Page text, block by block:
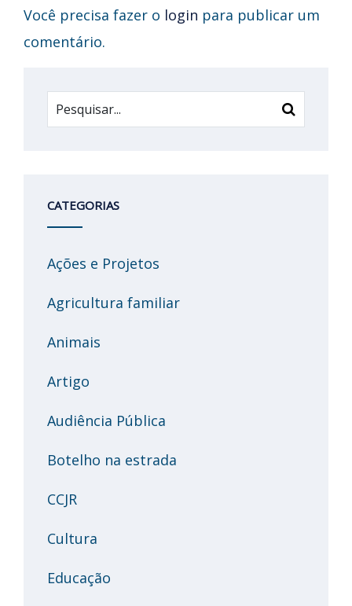
Você precisa fazer o login para publicar um
comentário.
CATEGORIAS
Ações e Projetos
Agricultura familiar
Animais
Artigo
Audiência Pública
Botelho na estrada
CCJR
Cultura
Educação